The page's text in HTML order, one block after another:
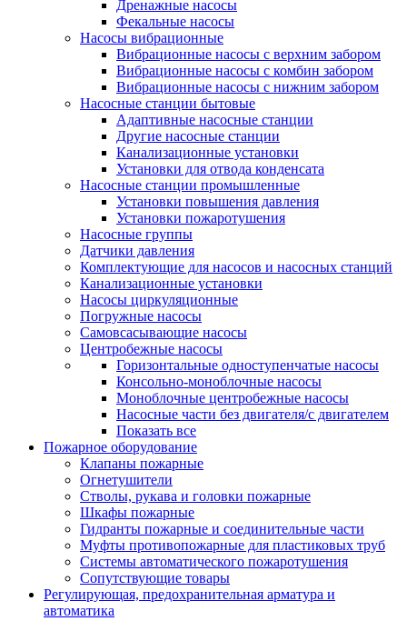
Дренажные насосы
Фекальные насосы
Насосы вибрационные
Вибрационные насосы с верхним забором
Вибрационные насосы с комбин забором
Вибрационные насосы с нижним забором
Насосные станции бытовые
Адаптивные насосные станции
Другие насосные станции
Канализационные установки
Установки для отвода конденсата
Насосные станции промышленные
Установки повышения давления
Установки пожаротушения
Насосные группы
Датчики давления
Комплектующие для насосов и насосных станций
Канализационные установки
Насосы циркуляционные
Погружные насосы
Самовсасывающие насосы
Центробежные насосы
Горизонтальные одноступенчатые насосы
Консольно-моноблочные насосы
Моноблочные центробежные насосы
Насосные части без двигателя/с двигателем
Показать все
Пожарное оборудование
Клапаны пожарные
Огнетушители
Стволы, рукава и головки пожарные
Шкафы пожарные
Гидранты пожарные и соединительные части
Муфты противопожарные для пластиковых труб
Системы автоматического пожаротушения
Сопутствующие товары
Регулирующая, предохранительная арматура и
автоматика